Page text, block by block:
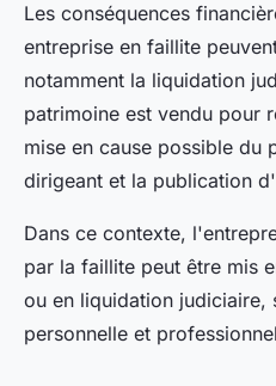
Les conséquences
entreprise en faillite
notamment la liquidation
patrimoine est vendu pour
mise en cause possible du
dirigeant et la publication
Dans ce contexte,
par la faillite peut être mis
ou en liquidation judiciaire,
personnelle et